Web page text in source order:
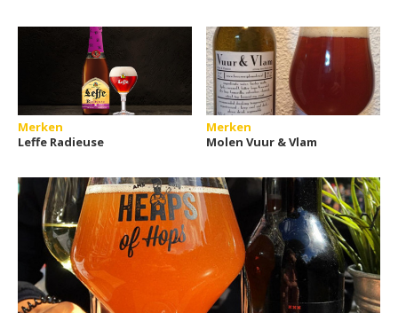
Merken
Leffe Radieuse
Merken
Molen Vuur & Vlam